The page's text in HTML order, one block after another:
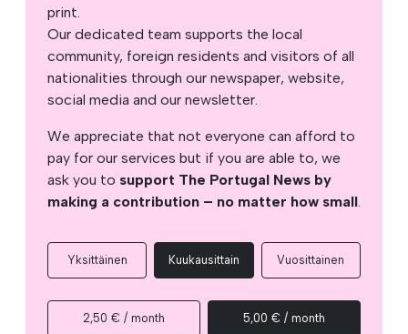
print.
Our dedicated team supports the local
community, foreign residents and visitors of all
nationalities through our newspaper, website,
social media and our newsletter.
We appreciate that not everyone can afford to
pay for our services but if you are able to, we
ask you to support The Portugal News by
making a contribution – no matter how small.
Yksittäinen Kuukausittain Vuosittainen
2,50 € / month 5,00 € / month